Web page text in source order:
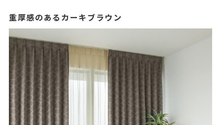
重厚感のあるカーキブラウン